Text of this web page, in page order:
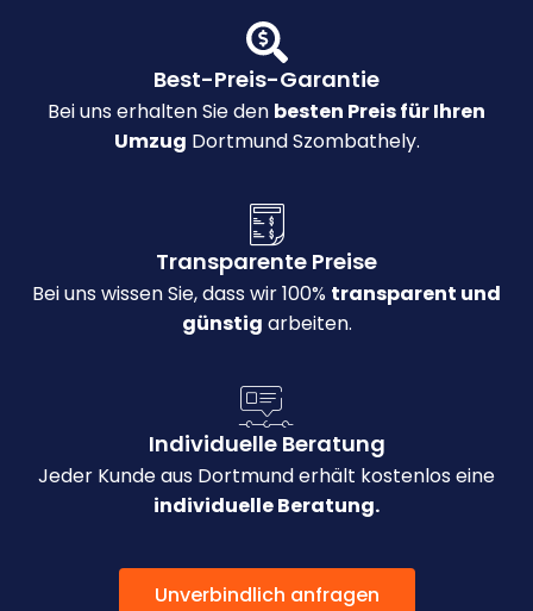
Best-Preis-Garantie
Bei uns erhalten Sie den besten Preis für Ihren
Umzug Dortmund Szombathely.
Transparente Preise
Bei uns wissen Sie, dass wir 100% transparent und
günstig arbeiten.
Individuelle Beratung
Jeder Kunde aus Dortmund erhält kostenlos eine
individuelle Beratung.
Unverbindlich anfragen